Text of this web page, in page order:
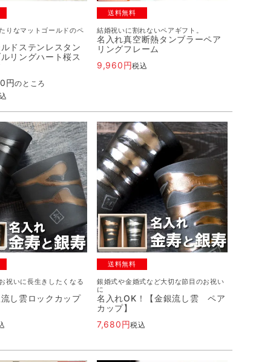
りなマットゴールドのペ
ドステンレスタン
リングハート桜ス
のところ
送料無料
結婚祝いに割れないペアギフト。
名入れ真空断熱タンブラーペア
リングフレーム
9,960
税込
祝いに長生きしたくなる
し雲ロックカップ
送料無料
銀婚式や金婚式など大切な節目のお祝い
に
名入れOK！【金銀流し雲 ペア
カップ】
7,680
税込